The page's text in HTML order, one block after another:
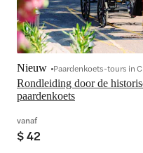
Rondleiding door de
paardenkoets
Nieuw Paardenkoets-tours in
vanaf
$ 42